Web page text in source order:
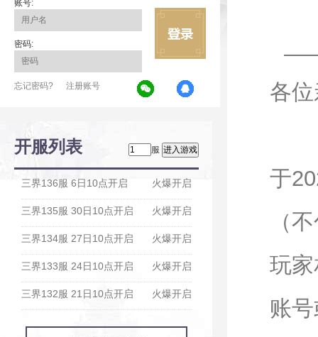
账号:
密码:
忘记密码? 注册账号
开服列表 服
火爆开启
三界136服 6日10点开启
火爆开启
三界135服 30日10点开启
火爆开启
三界134服 27日10点开启
火爆开启
三界133服 24日10点开启
火爆开启
三界132服 21日10点开启
各
于
（
玩
账